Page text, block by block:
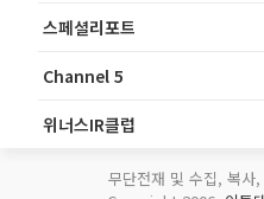
스페셜리포트
Channel 5
위너스IR클럽
무단전재 및 수집, 복사